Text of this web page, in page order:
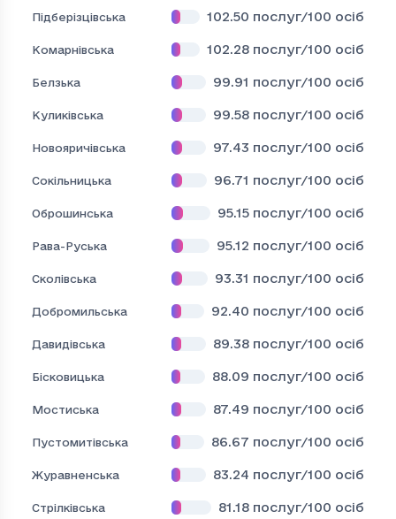
Підберізцівська 102.50 послуг/100 осіб
Комарнівська 102.28 послуг/100 осіб
Белзька 99.91 послуг/100 осіб
Куликівська 99.58 послуг/100 осіб
Новояричівська 97.43 послуг/100 осіб
Сокільницька 96.71 послуг/100 осіб
Оброшинська 95.15 послуг/100 осіб
Рава-Руська 95.12 послуг/100 осіб
Сколівська 93.31 послуг/100 осіб
Добромильська 92.40 послуг/100 осіб
Давидівська 89.38 послуг/100 осіб
Бісковицька 88.09 послуг/100 осіб
Мостиська 87.49 послуг/100 осіб
Пустомитівська 86.67 послуг/100 осіб
Журавненська 83.24 послуг/100 осіб
Стрілківська 81.18 послуг/100 осіб